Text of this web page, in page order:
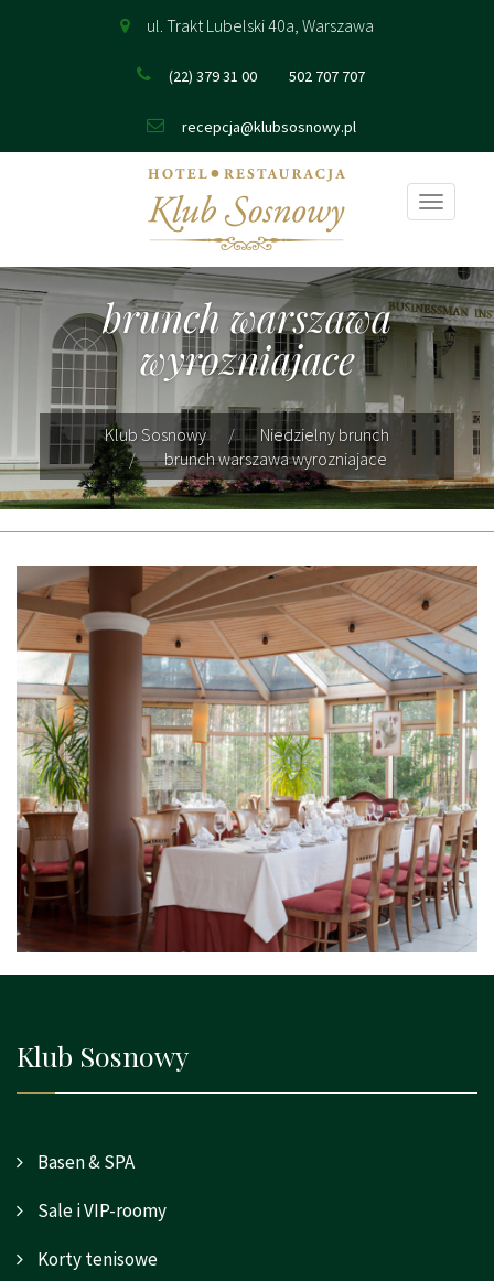
ul. Trakt Lubelski 40a, Warszawa
(22) 379 31 00 502 707 707
recepcja@klubsosnowy.pl
Pokaż
brunch warszawa
wyrozniajace
Klub Sosnowy
Niedzielny brunch
brunch warszawa wyrozniajace
Klub Sosnowy
Basen & SPA
Sale i VIP-roomy
Korty tenisowe